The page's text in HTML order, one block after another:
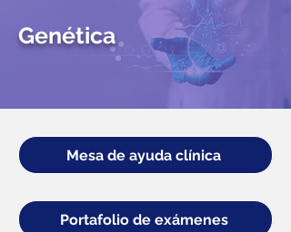
Genética
Mesa de ayuda clínica
Portafolio de exámenes